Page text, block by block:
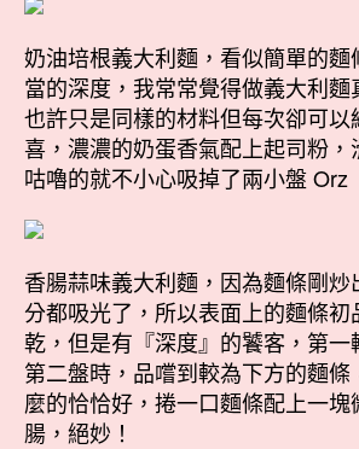
奶油培根義大利麵，看似簡單的麵
當的深度，我常常覺得做義大利麵
也許只是同樣的材料但每次卻可以
喜，濃濃的奶蛋香氣配上起司粉
咕嚕的就不小心吸掉了兩小盤 Orz
香腸蒜味義大利麵，因為麵條剛
分都吸光了，所以表面上的麵條
乾，但是有『深度』的饕客，第一
第二盤時，品嚐到較為下方的麵條
麼的恰恰好，捲一口麵條配上一塊
腸，絕妙！